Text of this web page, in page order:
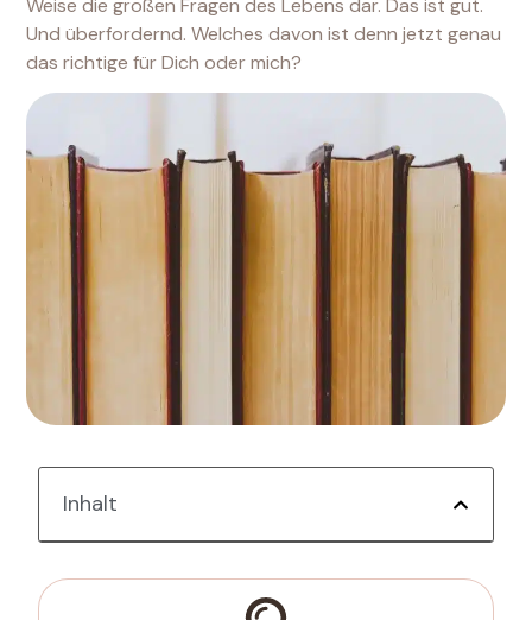
Weise die großen Fragen des Lebens dar. Das ist gut.
Und überfordernd. Welches davon ist denn jetzt genau
das richtige für Dich oder mich?
Inhalt